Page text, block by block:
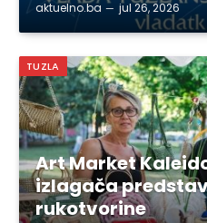
aktuelno.ba jul 26, 2026
TUZLA
Art Market
izlagača
rukotvorine